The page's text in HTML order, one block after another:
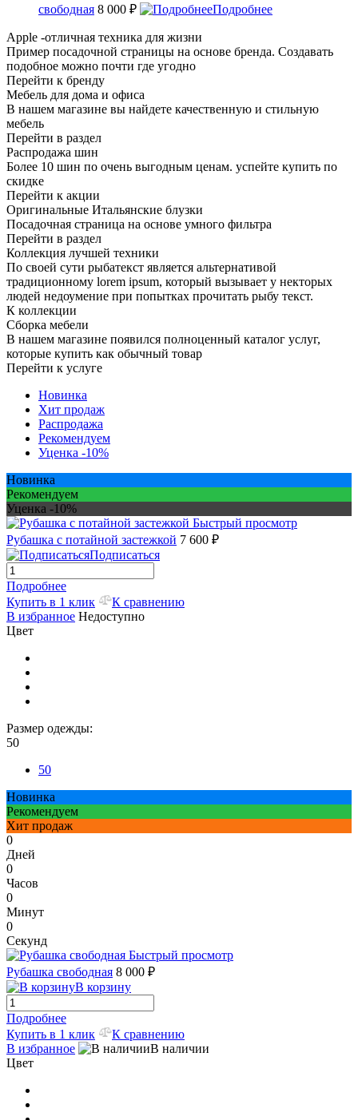
свободная 8 000 ₽ Подробнее
Apple -отличная техника для жизни
Пример посадочной страницы на основе бренда. Создавать
подобное можно почти где угодно
Перейти к бренду
Мебель для дома и офиса
В нашем магазине вы найдете качественную и стильную
мебель
Перейти в раздел
Распродажа шин
Более 10 шин по очень выгодным ценам. успейте купить по
скидке
Перейти к акции
Оригинальные Итальянские блузки
Посадочная страница на основе умного фильтра
Перейти в раздел
Коллекция лучшей техники
По своей сути рыбатекст является альтернативой
традиционному lorem ipsum, который вызывает у некторых
людей недоумение при попытках прочитать рыбу текст.
К коллекции
Сборка мебели
В нашем магазине появился полноценный каталог услуг,
которые купить как обычный товар
Перейти к услуге
Новинка
Хит продаж
Распродажа
Рекомендуем
Уценка -10%
Новинка
Рекомендуем
Уценка -10%
Быстрый просмотр
Рубашка с потайной застежкой 7 600 ₽
Подписаться
Подробнее
Купить в 1 клик
К сравнению
В избранное Недоступно
Цвет
Размер одежды:
50
50
Новинка
Рекомендуем
Хит продаж
0
Дней
0
Часов
0
Минут
0
Секунд
Быстрый просмотр
Рубашка свободная 8 000 ₽
В корзину
Подробнее
Купить в 1 клик
К сравнению
В избранное
В наличии
Цвет